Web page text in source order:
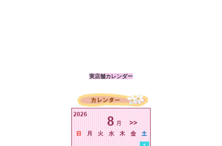
実店舗カレンダー